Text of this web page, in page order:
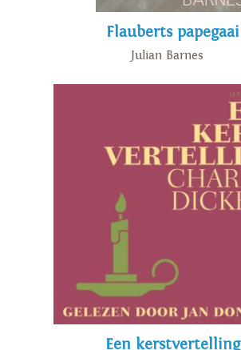
Flauberts papegaai
Julian Barnes
Een kerstvertelling